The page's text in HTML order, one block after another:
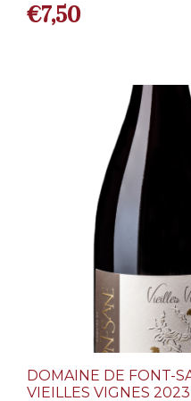
€7,50
DOMAINE DE FONT-
VIEILLES VIGNES 2023